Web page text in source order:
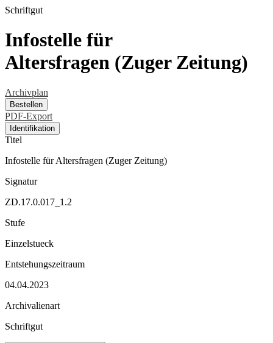
Schriftgut
Infostelle für
Altersfragen (Zuger Zeitung)
Archivplan
Bestellen
PDF-Export
Identifikation
Titel
Infostelle für Altersfragen (Zuger Zeitung)
Signatur
ZD.17.0.017_1.2
Stufe
Einzelstueck
Entstehungszeitraum
04.04.2023
Archivalienart
Schriftgut